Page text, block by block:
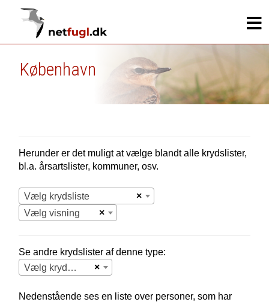
København
Herunder er det muligt at vælge blandt alle krydslister,
bl.a. årsartslister, kommuner, osv.
×
Vælg krydsliste
×
Vælg visning
Se andre krydslister af denne type:
×
Vælg krydsliste
Nedenstående ses en liste over personer, som har